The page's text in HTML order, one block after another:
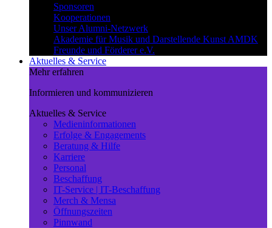
Sponsoren
Kooperationen
Unser Alumni-Netzwerk
Akademie für Musik und Darstellende Kunst AMDK
Freunde und Förderer e.V.
Aktuelles & Service
Mehr erfahren
Informieren und kommunizieren
Aktuelles & Service
Medieninformationen
Erfolge & Engagements
Beratung & Hilfe
Karriere
Personal
Beschaffung
IT-Service | IT-Beschaffung
Merch & Mensa
Öffnungszeiten
Pinnwand